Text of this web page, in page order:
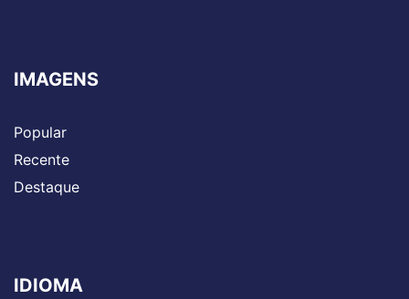
IMAGENS
Popular
Recente
Destaque
IDIOMA